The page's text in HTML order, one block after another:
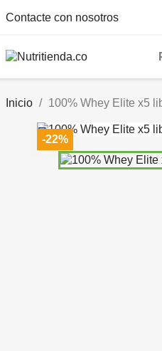
Contacte con nosotros
Inicio 100% Whey Elite x5
-22%
